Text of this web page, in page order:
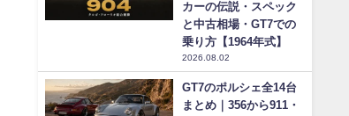
カーの伝説・スペック
と中古相場・GT7での
乗り方【1964年式】
2026.08.02
GT7のポルシェ全14台
まとめ｜356から911・